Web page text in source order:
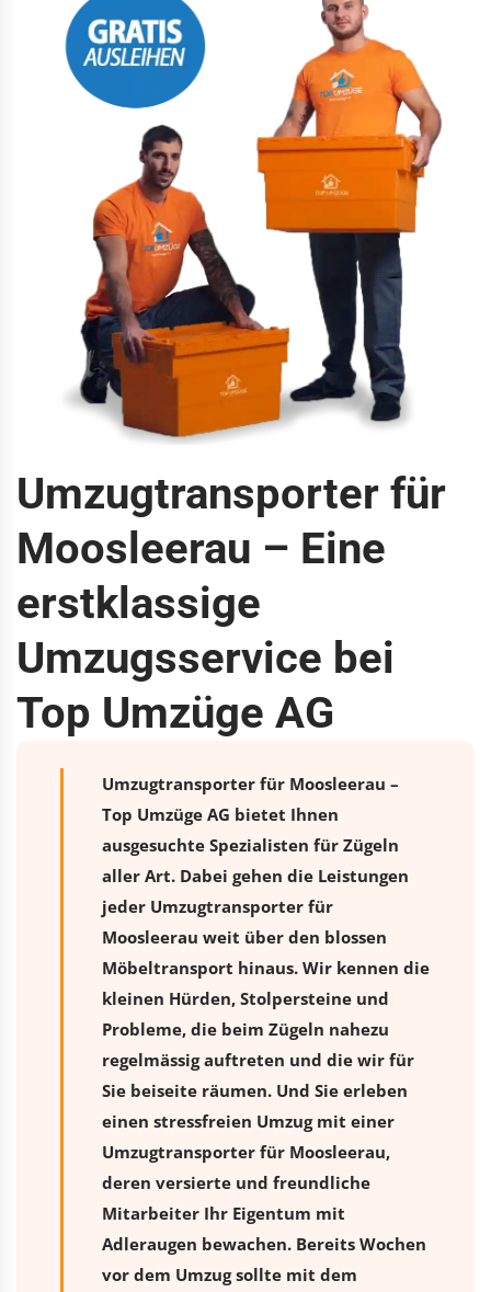
Umzugtransporter für
Moosleerau – Eine
erstklassige
Umzugsservice bei
Top Umzüge AG
Umzugtransporter für Moosleerau –
Top Umzüge AG bietet Ihnen
ausgesuchte Spezialisten für Zügeln
aller Art. Dabei gehen die Leistungen
jeder Umzugtransporter für
Moosleerau weit über den blossen
Möbeltransport hinaus. Wir kennen die
kleinen Hürden, Stolpersteine und
Probleme, die beim Zügeln nahezu
regelmässig auftreten und die wir für
Sie beiseite räumen. Und Sie erleben
einen stressfreien Umzugmit einer
Umzugtransporter für Moosleerau,
deren versierte und freundliche
Mitarbeiter Ihr Eigentum mit
Adleraugen bewachen. Bereits Wochen
vor dem Umzug sollte mit dem